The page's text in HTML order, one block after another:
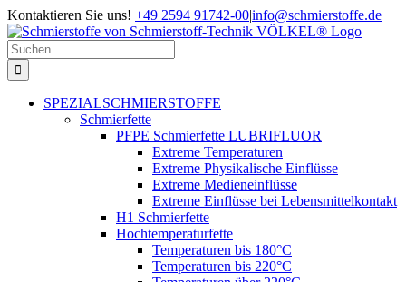
Zum
Inhalt
springen
Kontaktieren Sie uns! +49 2594 91742-00|info@schmierstoffe.de
Suche
nach:
SPEZIALSCHMIERSTOFFE
Schmierfette
PFPE Schmierfette LUBRIFLUOR
Extreme Temperaturen
Extreme Physikalische Einflüsse
Extreme Medieneinflüsse
Extreme Einflüsse bei Lebensmittelkontakt
H1 Schmierfette
Hochtemperaturfette
Temperaturen bis 180°C
Temperaturen bis 220°C